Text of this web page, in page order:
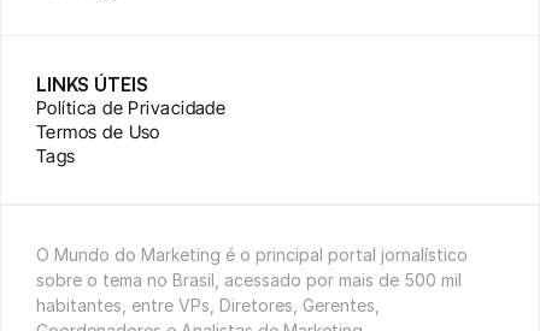
LINKS ÚTEIS
Política de Privacidade
Termos de Uso
Tags
O Mundo do Marketing é o principal portal jornalístico
sobre o tema no Brasil, acessado por mais de 500 mil
habitantes, entre VPs, Diretores, Gerentes,